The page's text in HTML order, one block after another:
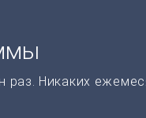
раз. Никаких